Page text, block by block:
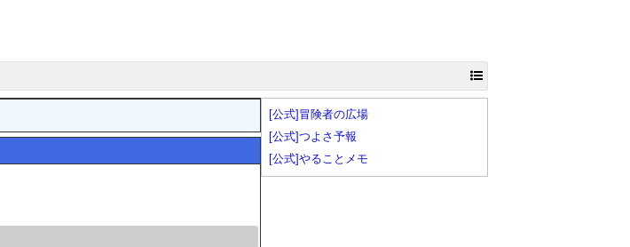
[公式]冒険者の広場
[公式]つよさ予報
[公式]やることメモ